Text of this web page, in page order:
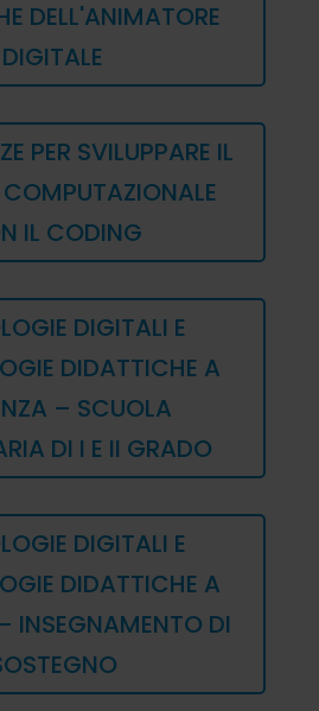
DELL'ANIMATORE
DIGITALE
PER SVILUPPARE IL
COMPUTAZIONALE
IL CODING
DIGITALI E
DIDATTICHE A
– SCUOLA
DI I E II GRADO
DIGITALI E
DIDATTICHE A
INSEGNAMENTO DI